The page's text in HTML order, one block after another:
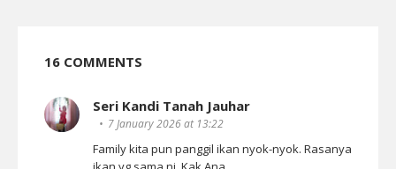
16 COMMENTS
Seri Kandi Tanah Jauhar
7 January 2026 at 13:22
Family kita pun panggil ikan nyok-nyok. Rasanya